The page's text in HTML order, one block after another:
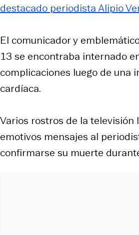
destacado periodista Alipio
El comunicador y
13 se encontraba internado
complicaciones luego de una
cardíaca.
Varios rostros de la televisión
emotivos mensajes al
confirmarse su muerte